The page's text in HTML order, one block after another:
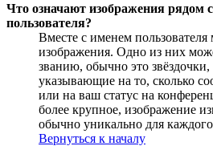
Что означают изображения рядом
пользователя?
Вместе с именем пользователя
изображения. Одно из них
званию, обычно это
указывающие на то, сколько
или на ваш статус на
более крупное, изображение
обычно уникально для каждого
Вернуться к началу